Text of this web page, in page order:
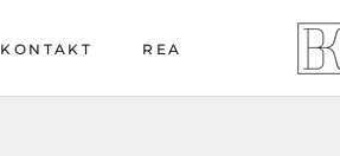
KONTAKT REA